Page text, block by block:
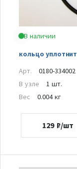
В наличии
кольцо
Арт.
0180-334002
В узле
1 шт.
Вес
0.004 кг
129 ₽/шт